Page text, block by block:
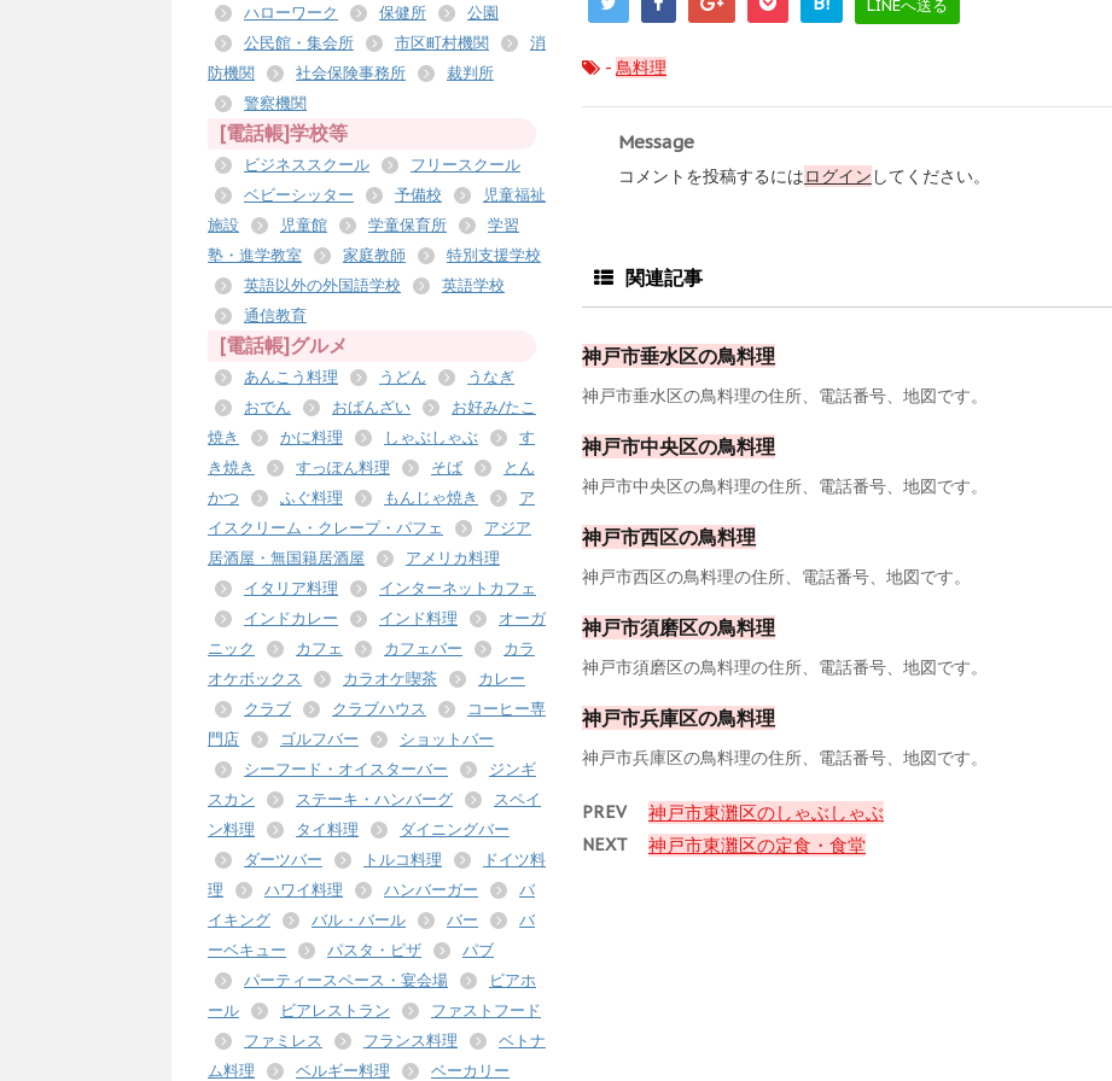
LINEへ送る
- 鳥料理
Message
コメントを投稿するにはログイン してください。
関連記事
神戸市垂水区の鳥料理
神戸市垂水区の鳥料理の住所、電話番号、地図です。
神戸市中央区の鳥料理
神戸市中央区の鳥料理の住所、電話番号、地図です。
神戸市西区の鳥料理
神戸市西区の鳥料理の住所、電話番号、地図です。
神戸市須磨区の鳥料理
神戸市須磨区の鳥料理の住所、電話番号、地図です。
神戸市兵庫区の鳥料理
神戸市兵庫区の鳥料理の住所、電話番号、地図です。
PREV 神戸市東灘区のしゃぶしゃぶ
NEXT 神戸市東灘区の定食・食堂
ハローワーク 保健所
公園
公民館・集会所
市区町村機関
消
防機関
社会保険事務所
裁判所
警察機関
[電話帳]学校等
ビジネススクール
フリースクール
ベビーシッター
予備校
児童福祉
施設
児童館 学童保育所
学習
塾・進学教室
家庭教師
特別支援学校
英語以外の外国語学校
英語学校
通信教育
[電話帳]グルメ
あんこう料理 うどん
うなぎ
おでん
おばんざい
お好み/たこ
焼き
かに料理 しゃぶしゃぶ
す
き焼き
すっぽん料理 そば
とん
かつ
ふぐ料理 もんじゃ焼き
ア
イスクリーム・クレープ・パフェ
アジア
居酒屋・無国籍居酒屋
アメリカ料理
イタリア料理
インターネットカフェ
インドカレー
インド料理
オーガ
ニック
カフェ カフェバー
カラ
オケボックス
カラオケ喫茶
カレー
クラブ
クラブハウス
コーヒー専
門店
ゴルフバー
ショットバー
シーフード・オイスターバー
ジンギ
スカン
ステーキ・ハンバーグ
スペイ
ン料理
タイ料理
ダイニングバー
ダーツバー
トルコ料理
ドイツ料
理
ハワイ料理 ハンバーガー
バ
イキング
バル・バール バー
バ
ーベキュー
パスタ・ピザ
パブ
パーティースペース・宴会場
ビアホ
ール
ビアレストラン
ファストフード
ファミレス
フランス料理
ベトナ
ム料理
ベルギー料理
ベーカリー